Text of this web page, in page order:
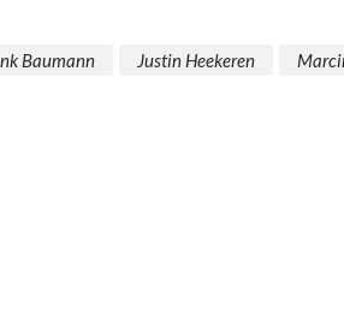
Baumann Justin Heekeren